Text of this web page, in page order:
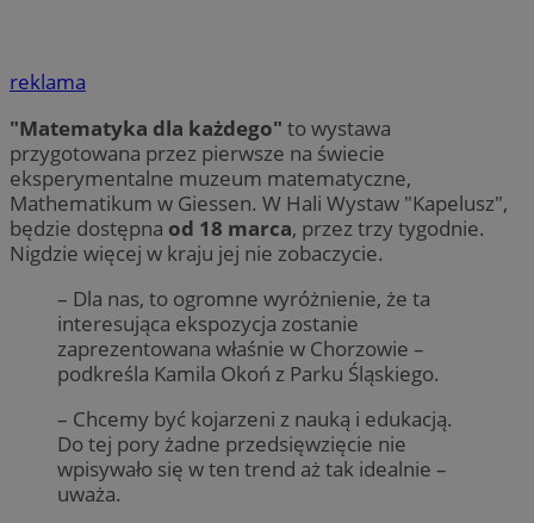
reklama
"Matematyka dla każdego" to wystawa
przygotowana przez pierwsze na świecie
eksperymentalne muzeum matematyczne,
Mathematikum w Giessen. W Hali Wystaw "Kapelusz",
będzie dostępna od 18 marca, przez trzy tygodnie.
Nigdzie więcej w kraju jej nie zobaczycie.
– Dla nas, to ogromne wyróżnienie, że ta
interesująca ekspozycja zostanie
zaprezentowana właśnie w Chorzowie –
podkreśla Kamila Okoń z Parku Śląskiego.
– Chcemy być kojarzeni z nauką i edukacją.
Do tej pory żadne przedsięwzięcie nie
wpisywało się w ten trend aż tak idealnie –
uważa.